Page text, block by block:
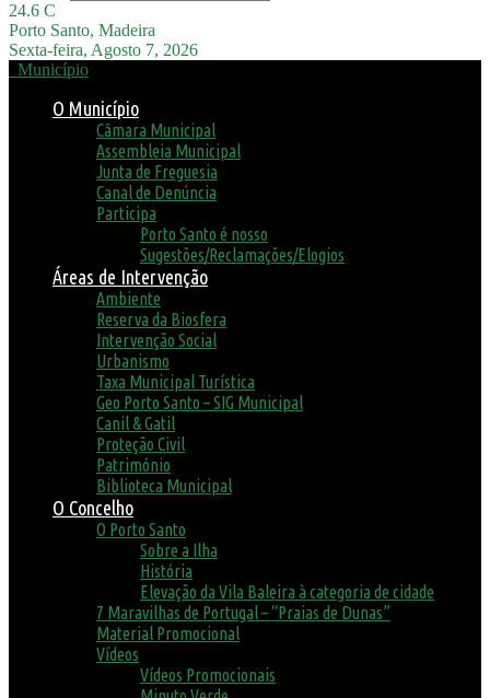
24.6 C
Porto Santo, Madeira
Sexta-feira, Agosto 7, 2026
Município
O Município
Câmara Municipal
Assembleia Municipal
Junta de Freguesia
Canal de Denúncia
Participa
Porto Santo é nosso
Sugestões/Reclamações/Elogios
Áreas de Intervenção
Ambiente
Reserva da Biosfera
Intervenção Social
Urbanismo
Taxa Municipal Turística
Geo Porto Santo – SIG Municipal
Canil & Gatil
Proteção Civil
Património
Biblioteca Municipal
O Concelho
O Porto Santo
Sobre a Ilha
História
Elevação da Vila Baleira à categoria de cidade
7 Maravilhas de Portugal – “Praias de Dunas”
Material Promocional
Vídeos
Vídeos Promocionais